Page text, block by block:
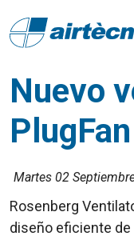
Nuevo
Martes 02
Rosenberg
diseño eficiente